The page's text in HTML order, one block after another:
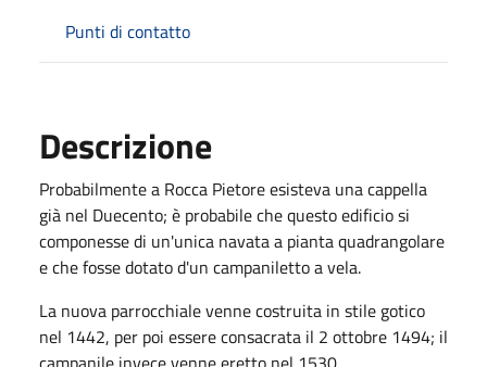
Punti di contatto
Descrizione
Probabilmente a Rocca Pietore esisteva una cappella
già nel Duecento; è probabile che questo edificio si
componesse di un'unica navata a pianta quadrangolare
e che fosse dotato d'un campaniletto a vela.
La nuova parrocchiale venne costruita in stile gotico
nel 1442, per poi essere consacrata il 2 ottobre 1494; il